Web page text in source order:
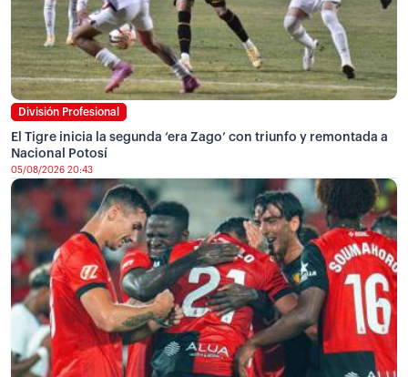
División Profesional
El Tigre inicia la segunda ‘era Zago’ con triunfo y remontada a
Nacional Potosí
05/08/2026 20:43